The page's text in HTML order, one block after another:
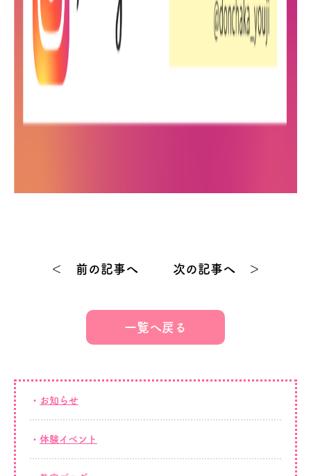
＜ 前の記事へ 次の記事へ ＞
一覧へ戻る
お知らせ
体験イベント